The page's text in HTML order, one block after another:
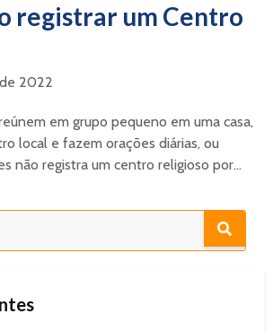
registrar um Centro
2022
em grupo pequeno em uma casa,
local e fazem orações diárias, ou
não registra um centro religioso por...